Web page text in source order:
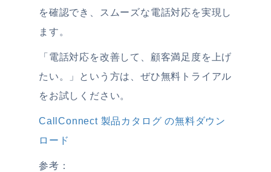
を確認でき、スムーズな電話対応を実現し
ます。
「電話対応を改善して、顧客満足度を上げ
たい。」という方は、ぜひ無料トライアル
をお試しください。
CallConnect 製品カタログ の無料ダウン
ロード
参考：